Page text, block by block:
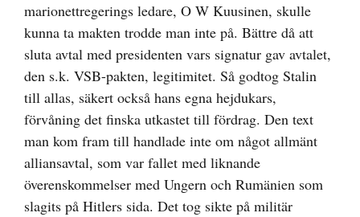
marionettregerings ledare, O W Kuusinen, skulle
kunna ta makten trodde man inte på. Bättre då att
sluta avtal med presidenten vars signatur gav avtalet,
den s.k. VSB-pakten, legitimitet. Så godtog Stalin
till allas, säkert också hans egna hejdukars,
förvåning det finska utkastet till fördrag. Den text
man kom fram till handlade inte om något allmänt
alliansavtal, som var fallet med liknande
överenskommelser med Ungern och Rumänien som
slagits på Hitlers sida. Det tog sikte på militär